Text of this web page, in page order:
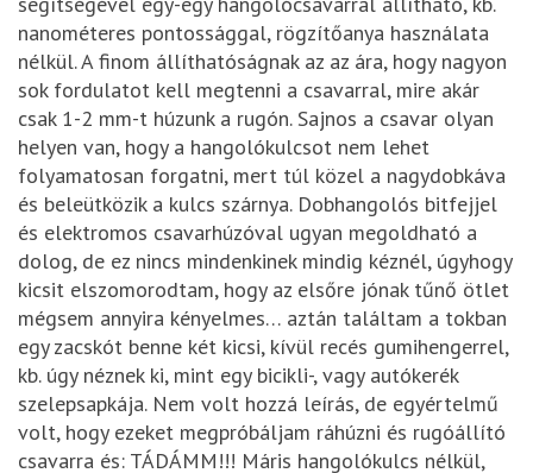
nanométeres pontossággal, rögzítőanya használata
nélkül. A finom állíthatóságnak az az ára, hogy nagyon
sok fordulatot kell megtenni a csavarral, mire akár
csak 1-2 mm-t húzunk a rugón. Sajnos a csavar olyan
helyen van, hogy a hangolókulcsot nem lehet
folyamatosan forgatni, mert túl közel a nagydobkáva
és beleütközik a kulcs szárnya. Dobhangolós bitfejjel
és elektromos csavarhúzóval ugyan megoldható a
dolog, de ez nincs mindenkinek mindig kéznél, úgyhogy
kicsit elszomorodtam, hogy az elsőre jónak tűnő ötlet
mégsem annyira kényelmes… aztán találtam a tokban
egy zacskót benne két kicsi, kívül recés gumihengerrel,
kb. úgy néznek ki, mint egy bicikli-, vagy autókerék
szelepsapkája. Nem volt hozzá leírás, de egyértelmű
volt, hogy ezeket megpróbáljam ráhúzni és rugóállító
csavarra és: TÁDÁMM!!! Máris hangolókulcs nélkül,